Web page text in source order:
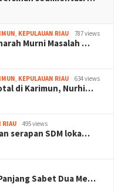
KEPULAUAN RIAU 787 views
Murni Masalah …
KEPULAUAN RIAU 634 views
di Karimun, Nurhi…
RIAU 495 views
serapan SDM loka…
Sabet Dua Me…